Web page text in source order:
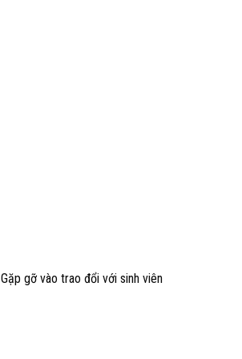
Gặp gỡ vào trao đổi với sinh viên